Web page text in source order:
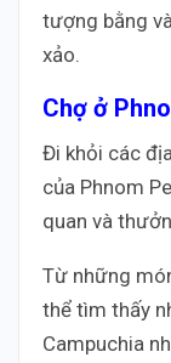
tượng bằng
xảo.
Chợ ở
Đi khỏi các
của Phnom
quan và
Từ những
thể tìm thấy
Campuchia